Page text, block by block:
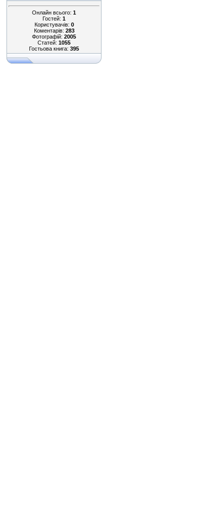
Онлайн всього: 1
Гостей: 1
Користувачів: 0
Коментарів: 283
Фотографій: 2005
Статей: 1055
Гостьова книга: 395